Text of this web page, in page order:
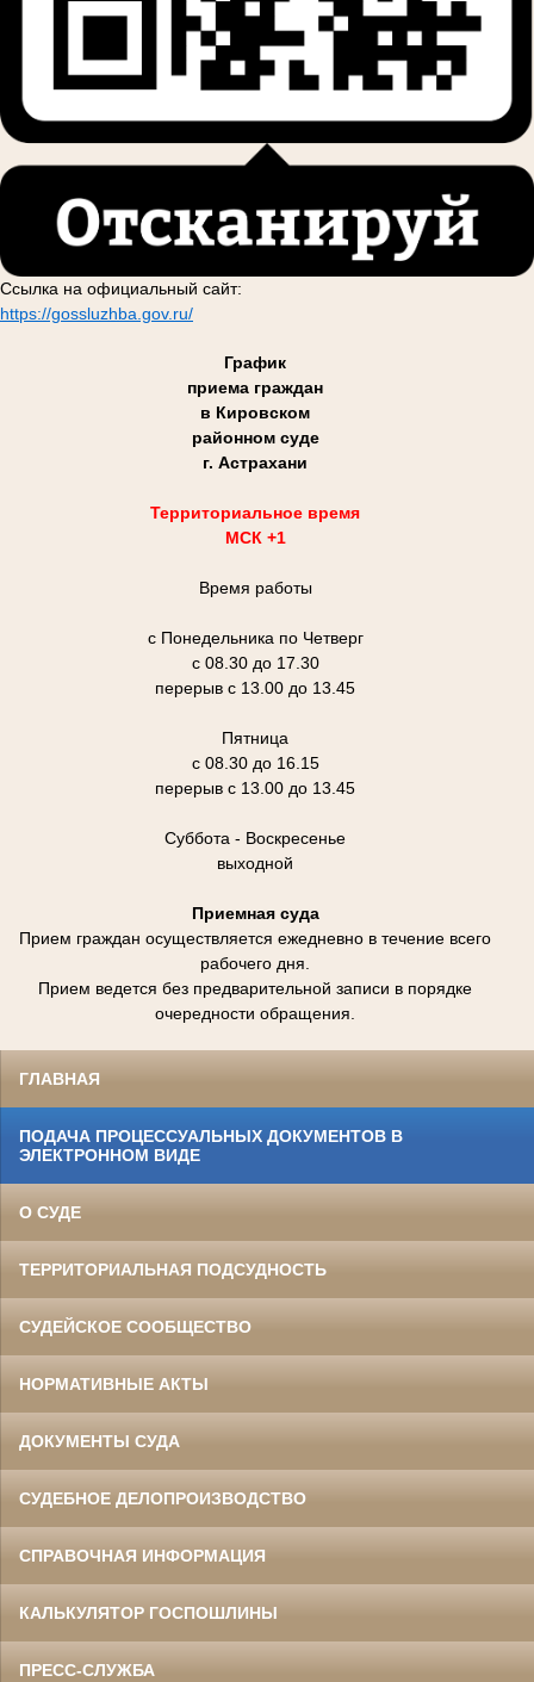
Ссылка на официальный сайт:
https://gossluzhba.gov.ru/
График
приема граждан
в Кировском
районном суде
г. Астрахани
Территориальное время
МСК +1
Время работы
с Понедельника по Четверг
с 08.30 до 17.30
перерыв с 13.00 до 13.45
Пятница
с 08.30 до 16.15
перерыв с 13.00 до 13.45
Суббота - Воскресенье
выходной
Приемная суда
Прием граждан осуществляется ежедневно в течение всего
рабочего дня.
Прием ведется без предварительной записи в порядке
очередности обращения.
ГЛАВНАЯ
ПОДАЧА ПРОЦЕССУАЛЬНЫХ ДОКУМЕНТОВ В
ЭЛЕКТРОННОМ ВИДЕ
О СУДЕ
ТЕРРИТОРИАЛЬНАЯ ПОДСУДНОСТЬ
СУДЕЙСКОЕ СООБЩЕСТВО
НОРМАТИВНЫЕ АКТЫ
ДОКУМЕНТЫ СУДА
СУДЕБНОЕ ДЕЛОПРОИЗВОДСТВО
СПРАВОЧНАЯ ИНФОРМАЦИЯ
КАЛЬКУЛЯТОР ГОСПОШЛИНЫ
ПРЕСС-СЛУЖБА